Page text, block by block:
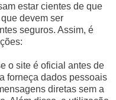
estar cientes de que
devem ser
seguros. Assim, é
o site é oficial antes de
forneça dados pessoais
diretas sem a